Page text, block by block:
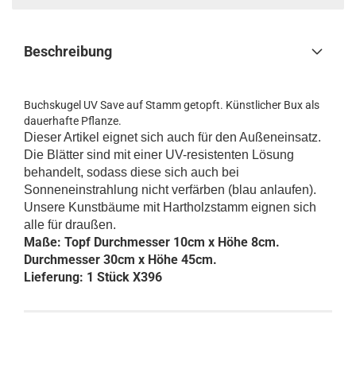
Beschreibung
Buchskugel UV Save auf Stamm getopft. Künstlicher Bux als
dauerhafte Pflanze.
Dieser Artikel eignet sich auch für den Außeneinsatz.
Die Blätter sind mit einer UV-resistenten Lösung
behandelt, sodass diese sich auch bei
Sonneneinstrahlung nicht verfärben (blau anlaufen).
Unsere Kunstbäume mit Hartholzstamm eignen sich
alle für draußen.
Maße: Topf Durchmesser 10cm x Höhe 8cm.
Durchmesser 30cm x Höhe 45cm.
Lieferung: 1 Stück X396